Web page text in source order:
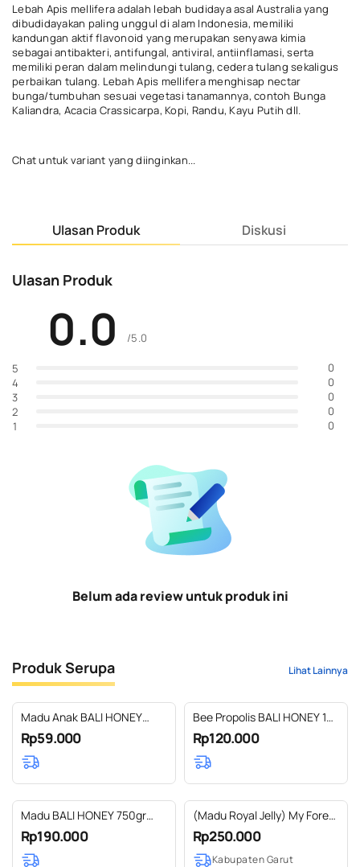
Lebah Apis mellifera adalah lebah budidaya asal Australia yang
dibudidayakan paling unggul di alam Indonesia, memiliki
kandungan aktif flavonoid yang merupakan senyawa kimia
sebagai antibakteri, antifungal, antiviral, antiinflamasi, serta
memiliki peran dalam melindungi tulang, cedera tulang sekaligus
perbaikan tulang. Lebah Apis mellifera menghisap nectar
bunga/tumbuhan sesuai vegetasi tanamannya, contoh Bunga
Kaliandra, Acacia Crassicarpa, Kopi, Randu, Kayu Putih dll.
Chat untuk variant yang diinginkan...
Ulasan Produk Diskusi
Ulasan Produk
0.0 /5.0
5
0
4
0
3
0
2
0
1
0
Belum ada review untuk produk ini
Produk Serupa Lihat Lainnya
Madu Anak BALI HONEY
JUNIOR 150 gram Super
Grade-A
Rp59.000
Bee Propolis BALI HONEY 10
ml
Rp120.000
Madu BALI HONEY 750gr
Super Grade-A
Rp190.000
(Madu Royal Jelly) My Forest
Royal Jelly Black Honey 300
grm
Rp250.000
Kabupaten Garut